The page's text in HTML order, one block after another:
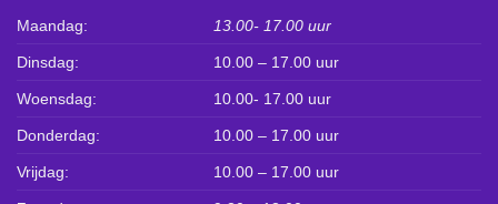
Maandag: 13.00- 17.00 uur
Dinsdag: 10.00 – 17.00 uur
Woensdag: 10.00- 17.00 uur
Donderdag: 10.00 – 17.00 uur
Vrijdag: 10.00 – 17.00 uur